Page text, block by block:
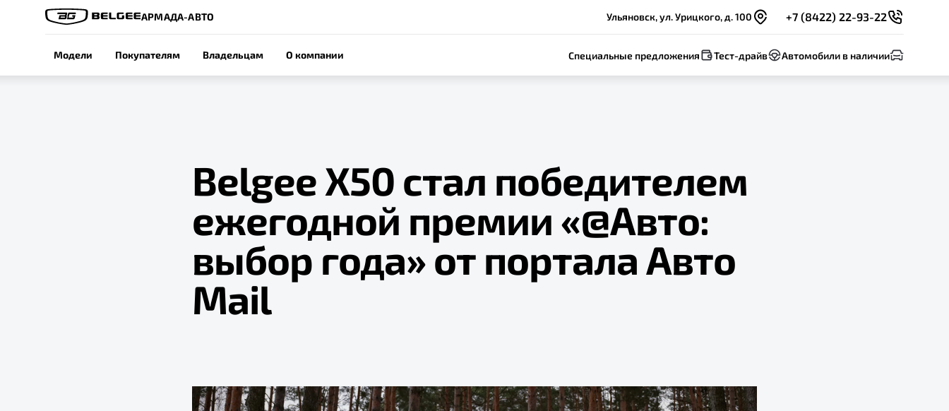
АРМАДА-АВТО Ульяновск, ул. Урицкого, д. 100 +7 (8422) 22-93-22
Модели Покупателям Владельцам О компании Специальные предложения Тест-драйв Автомобили в наличии
Belgee Х50 стал победителем
ежегодной премии «@Авто:
выбор года» от портала Авто
Mail